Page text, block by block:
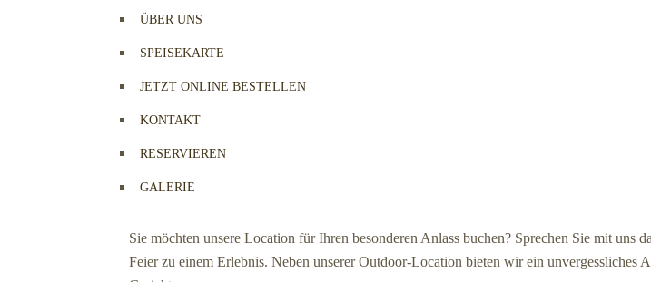
ÜBER UNS
SPEISEKARTE
JETZT ONLINE BESTELLEN
KONTAKT
RESERVIEREN
GALERIE
Sie möchten unsere Location für Ihren besonderen Anlass buchen? Sprechen Sie mit uns
Feier zu einem Erlebnis. Neben unserer Outdoor-Location bieten wir ein